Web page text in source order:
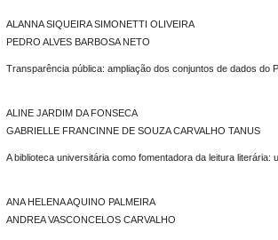
ALANNA SIQUEIRA SIMONETTI OLIVEIRA
PEDRO ALVES BARBOSA NETO
Transparência pública: ampliação dos conjuntos de dados do
ALINE JARDIM DA FONSECA
GABRIELLE FRANCINNE DE SOUZA CARVALHO TANUS
A biblioteca universitária como fomentadora da leitura
ANA HELENA AQUINO PALMEIRA
ANDREA VASCONCELOS CARVALHO